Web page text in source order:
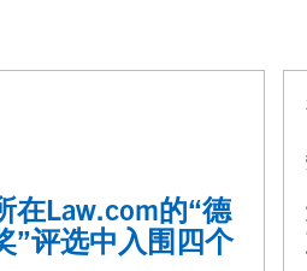
在Law.com的“德
”评选中入围四个